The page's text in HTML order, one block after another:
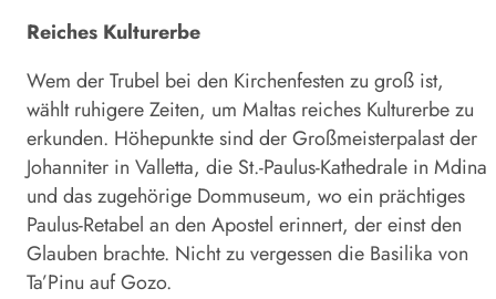
Reiches Kulturerbe
Wem der Trubel bei den Kirchenfesten zu groß ist,
wählt ruhigere Zeiten, um Maltas reiches Kulturerbe zu
erkunden. Höhepunkte sind der Großmeisterpalast der
Johanniter in Valletta, die St.-Paulus-Kathedrale in Mdina
und das zugehörige Dommuseum, wo ein prächtiges
Paulus-Retabel an den Apostel erinnert, der einst den
Glauben brachte. Nicht zu vergessen die Basilika von
Ta’Pinu auf Gozo.